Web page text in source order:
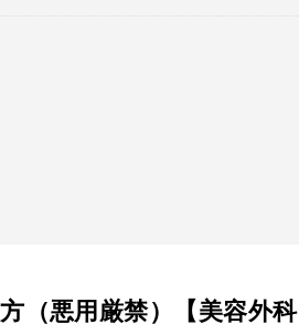
（悪用厳禁）【美容外